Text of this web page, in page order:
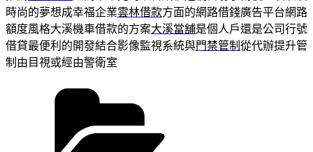
時尚的夢想成幸福企業雲林借款方面的網路借錢廣告平台網路
額度風格大溪機車借款的方案大溪當舖是個人戶還是公司行號
借貸最便利的開發結合影像監視系統與門禁管制 從代辦提升管
制由目視或經由警衛室